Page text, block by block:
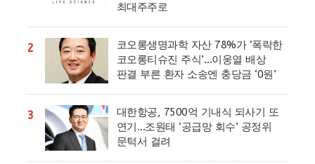
최대주주로
2
코오롱생명과학 자산 78%가 ‘폭락한
코오롱티슈진 주식’…이웅열 배상
판결 부른 환자 소송엔 충당금 ‘0원’
3
대한항공, 7500억 기내식 되사기 또
연기…조원태 ‘공급망 회수’ 공정위
문턱서 걸려